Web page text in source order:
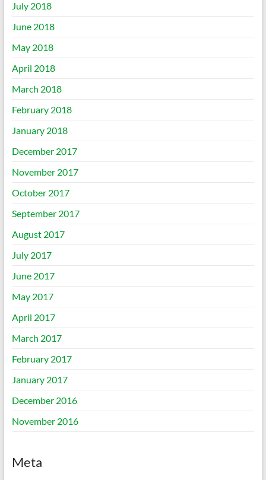
July 2018
June 2018
May 2018
April 2018
March 2018
February 2018
January 2018
December 2017
November 2017
October 2017
September 2017
August 2017
July 2017
June 2017
May 2017
April 2017
March 2017
February 2017
January 2017
December 2016
November 2016
Meta